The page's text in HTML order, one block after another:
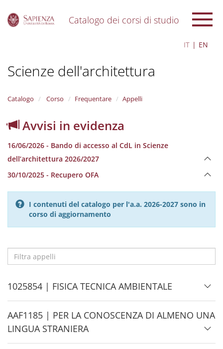
Catalogo dei corsi di studio
IT EN
Scienze dell'architettura
Catalogo Corso Frequentare Appelli
Avvisi in evidenza
16/06/2026 - Bando di accesso al CdL in Scienze
dell’architettura 2026/2027
30/10/2025 - Recupero OFA
I contenuti del catalogo per l'a.a. 2026-2027 sono in
corso di aggiornamento
H
i
d
e
1025854 | FISICA TECNICA AMBIENTALE
H
i
d
AAF1185 | PER LA CONOSCENZA DI ALMENO UNA
LINGUA STRANIERA